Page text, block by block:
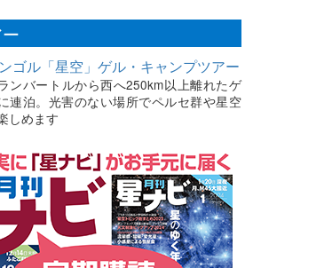
ゴル「星空」ゲル・キャンプツアー
ンバートルから西へ250km以上離れたゲ
連泊。光害のない場所でペルセ群や星空
しめます